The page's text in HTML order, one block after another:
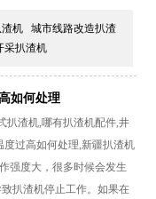
机
城市线路改造扒渣
采扒渣机
如何处理
扒渣机,哪有扒渣机配件,井
过高如何处理,新疆扒渣机
强度大，很多时候会发生
扒渣机停止工作。如果在